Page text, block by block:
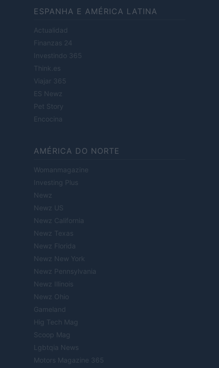
ESPANHA E AMÉRICA LATINA
Actualidad
Finanzas 24
Investindo 365
Think.es
Viajar 365
ES Newz
Pet Story
Encocina
AMÉRICA DO NORTE
Womanmagazine
Investing Plus
Newz
Newz US
Newz California
Newz Texas
Newz Florida
Newz New York
Newz Pennsylvania
Newz Illinois
Newz Ohio
Gameland
Hig Tech Mag
Scoop Mag
Lgbtqia News
Motors Magazine 365